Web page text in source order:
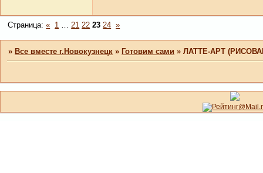
Страница:« 1 21 22 23 24 »
»Все вместе г.Новокузнецк »Готовим сами »ЛАТТЕ-АРТ